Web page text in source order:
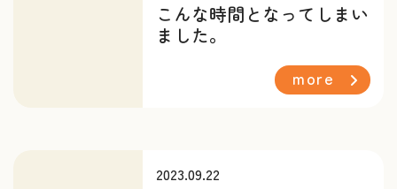
こんな時間となってしまい
ました。
more
2023.09.22